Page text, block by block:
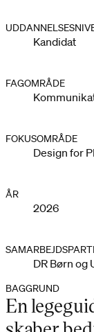
Kandidat
FAGOMRÅDE
FOKUSOMRÅDE
Design for
ÅR
2026
DR Børn og
BAGGRUND
En